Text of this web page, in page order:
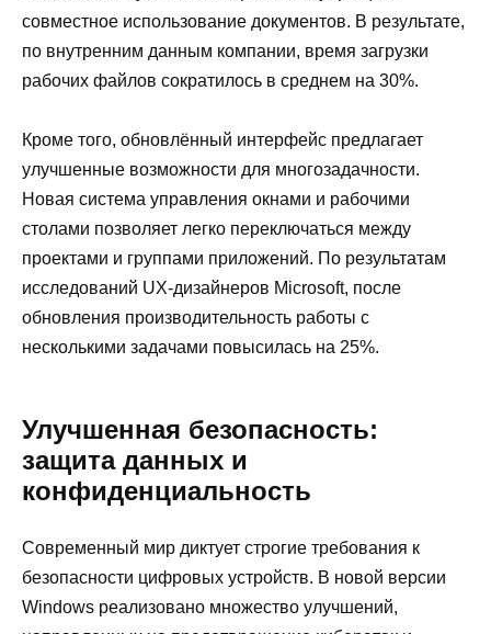
совместное использование документов. В результате,
по внутренним данным компании, время загрузки
рабочих файлов сократилось в среднем на 30%.
Кроме того, обновлённый интерфейс предлагает
улучшенные возможности для многозадачности.
Новая система управления окнами и рабочими
столами позволяет легко переключаться между
проектами и группами приложений. По результатам
исследований UX-дизайнеров Microsoft, после
обновления производительность работы с
несколькими задачами повысилась на 25%.
Улучшенная безопасность:
защита данных и
конфиденциальность
Современный мир диктует строгие требования к
безопасности цифровых устройств. В новой версии
Windows реализовано множество улучшений,